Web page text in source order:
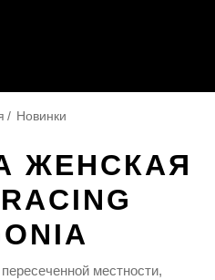
Новинки
ЖЕНСКАЯ
местности,